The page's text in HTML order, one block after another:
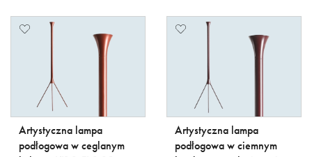
Artystyczna lampa
podłogowa w ceglanym
Artystyczna lampa
podłogowa w ciemnym